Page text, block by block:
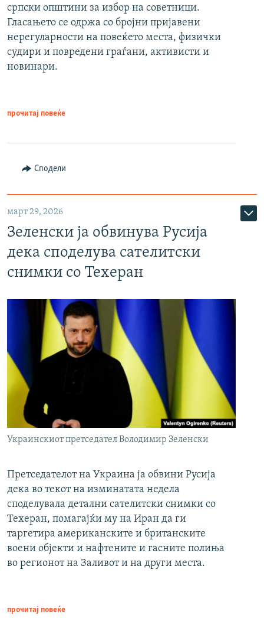
српски општини за избор на советници.
Гласањето се одржа со бројни пријавени
нерегуларности на повеќето места, физички
судири и повредени граѓани, активисти и
новинари.
прочитај повеќе
Сподели
март 29, 2026
Зеленски ја обвинува Русија
дека споделува сателитски
снимки со Техеран
Украинскиот претседател Володимир Зеленски
Претседателот на Украина ја обвини Русија
дека во текот на изминатата недела
споделувала детални сателитски снимки со
Техеран, помагајќи му на Иран да ги
таргетира американските и британските
воени објекти и нафтените и гасните полиња
во регионот на Заливот и на други места.
прочитај повеќе